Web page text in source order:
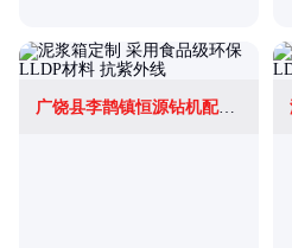
广饶县李鹊镇恒源钻机配件销售处